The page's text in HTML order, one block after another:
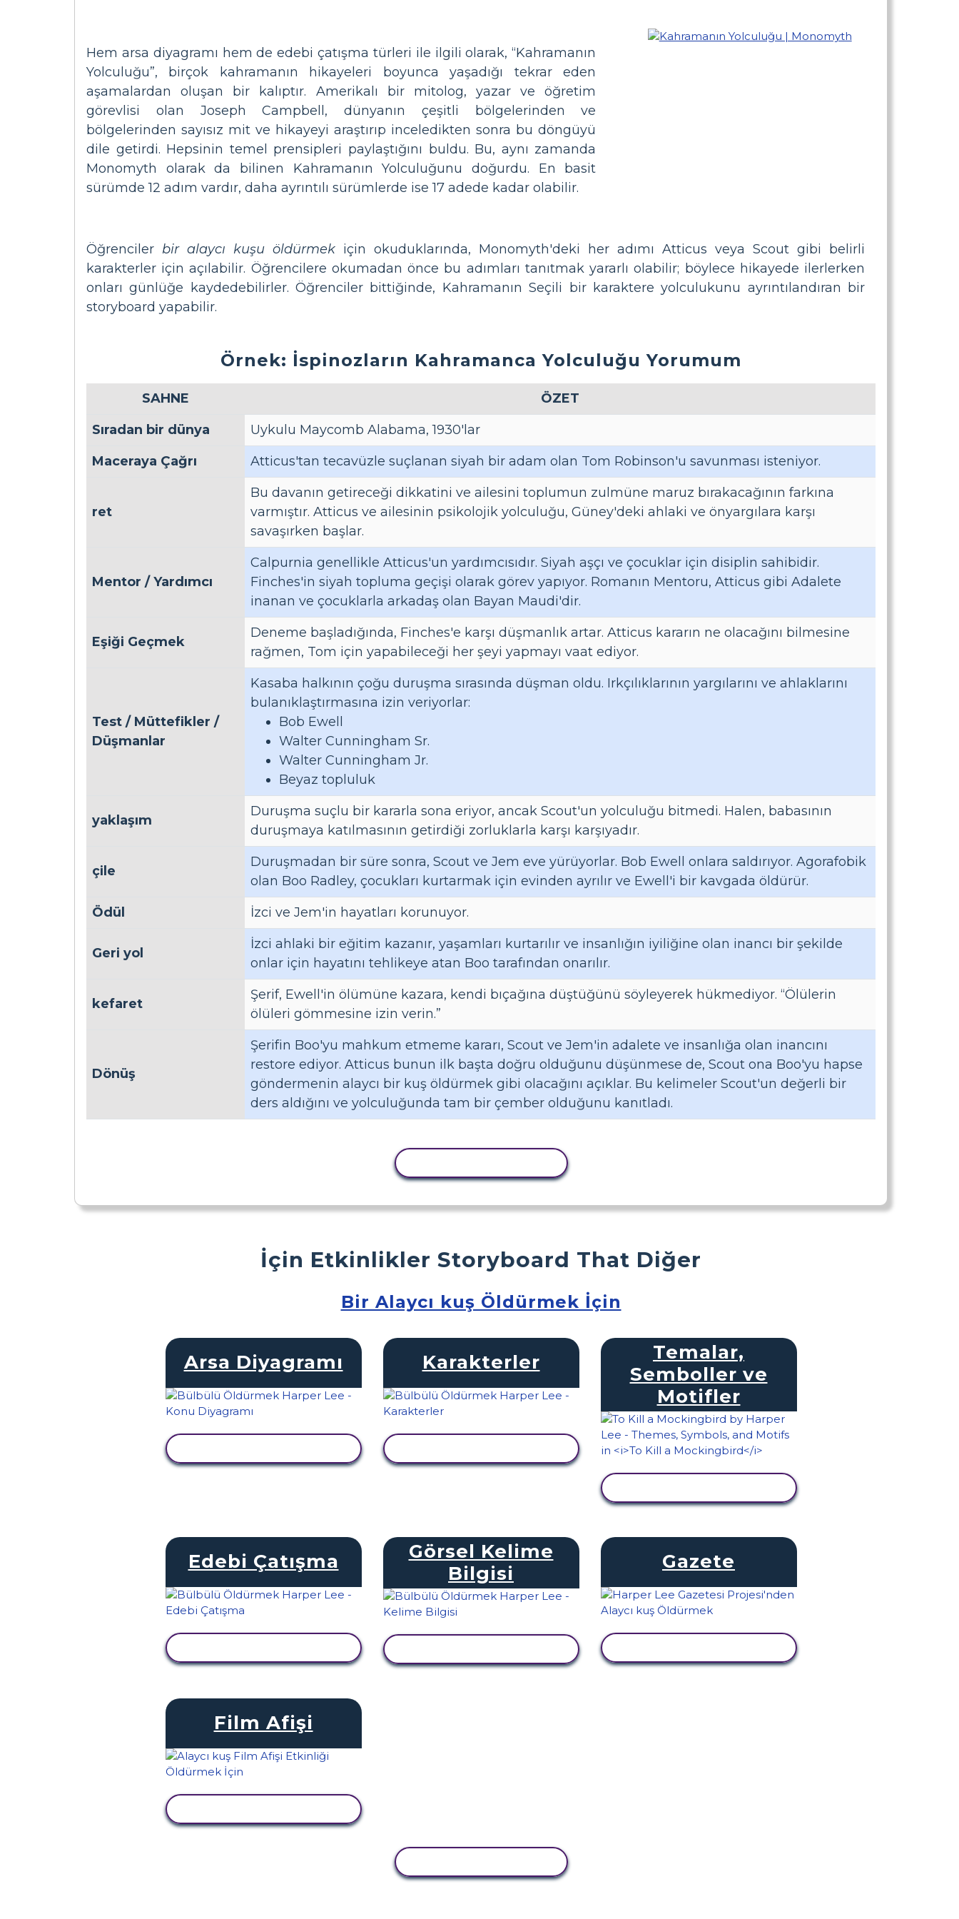
Hem arsa diyagramı hem de edebi çatışma türleri ile ilgili olarak, “Kahramanın
Yolculuğu”, birçok kahramanın hikayeleri boyunca yaşadığı tekrar eden
aşamalardan oluşan bir kalıptır. Amerikalı bir mitolog, yazar ve öğretim
görevlisi olan Joseph Campbell, dünyanın çeşitli bölgelerinden ve
bölgelerinden sayısız mit ve hikayeyi araştırıp inceledikten sonra bu döngüyü
dile getirdi. Hepsinin temel prensipleri paylaştığını buldu. Bu, aynı zamanda
Monomyth olarak da bilinen Kahramanın Yolculuğunu doğurdu. En basit
sürümde 12 adım vardır, daha ayrıntılı sürümlerde ise 17 adede kadar olabilir.
Öğrenciler bir alaycı kuşu öldürmek için okuduklarında, Monomyth'deki her adımı Atticus veya Scout gibi belirli
karakterler için açılabilir. Öğrencilere okumadan önce bu adımları tanıtmak yararlı olabilir; böylece hikayede ilerlerken
onları günlüğe kaydedebilirler. Öğrenciler bittiğinde, Kahramanın Seçili bir karaktere yolculukunu ayrıntılandıran bir
storyboard yapabilir.
Örnek: İspinozların Kahramanca Yolculuğu Yorumum
SAHNE
ÖZET
Sıradan bir dünya
Uykulu Maycomb Alabama, 1930'lar
Maceraya Çağrı
Atticus'tan tecavüzle suçlanan siyah bir adam olan Tom Robinson'u savunması isteniyor.
ret
Bu davanın getireceği dikkatini ve ailesini toplumun zulmüne maruz bırakacağının farkına
varmıştır. Atticus ve ailesinin psikolojik yolculuğu, Güney'deki ahlaki ve önyargılara karşı
savaşırken başlar.
Mentor / Yardımcı
Calpurnia genellikle Atticus'un yardımcısıdır. Siyah aşçı ve çocuklar için disiplin sahibidir.
Finches'in siyah topluma geçişi olarak görev yapıyor. Romanın Mentoru, Atticus gibi Adalete
inanan ve çocuklarla arkadaş olan Bayan Maudi'dir.
Eşiği Geçmek
Deneme başladığında, Finches'e karşı düşmanlık artar. Atticus kararın ne olacağını bilmesine
rağmen, Tom için yapabileceği her şeyi yapmayı vaat ediyor.
Test / Müttefikler /
Düşmanlar
Kasaba halkının çoğu duruşma sırasında düşman oldu. Irkçılıklarının yargılarını ve ahlaklarını
bulanıklaştırmasına izin veriyorlar:
Bob Ewell
Walter Cunningham Sr.
Walter Cunningham Jr.
Beyaz topluluk
yaklaşım
Duruşma suçlu bir kararla sona eriyor, ancak Scout'un yolculuğu bitmedi. Halen, babasının
duruşmaya katılmasının getirdiği zorluklarla karşı karşıyadır.
çile
Duruşmadan bir süre sonra, Scout ve Jem eve yürüyorlar. Bob Ewell onlara saldırıyor. Agorafobik
olan Boo Radley, çocukları kurtarmak için evinden ayrılır ve Ewell'i bir kavgada öldürür.
Ödül
İzci ve Jem'in hayatları korunuyor.
Geri yol
İzci ahlaki bir eğitim kazanır, yaşamları kurtarılır ve insanlığın iyiliğine olan inancı bir şekilde
onlar için hayatını tehlikeye atan Boo tarafından onarılır.
kefaret
Şerif, Ewell'in ölümüne kazara, kendi bıçağına düştüğünü söyleyerek hükmediyor. “Ölülerin
ölüleri gömmesine izin verin.”
Dönüş
Şerifin Boo'yu mahkum etmeme kararı, Scout ve Jem'in adalete ve insanlığa olan inancını
restore ediyor. Atticus bunun ilk başta doğru olduğunu düşünmese de, Scout ona Boo'yu hapse
göndermenin alaycı bir kuş öldürmek gibi olacağını açıklar. Bu kelimeler Scout'un değerli bir
ders aldığını ve yolculuğunda tam bir çember olduğunu kanıtladı.
İçin Etkinlikler Storyboard That Diğer
Bir Alaycı kuş Öldürmek İçin
Arsa Diyagramı Karakterler
Temalar,
Semboller ve
Motifler
Edebi Çatışma
Görsel Kelime
Bilgisi
Gazete
Film Afişi